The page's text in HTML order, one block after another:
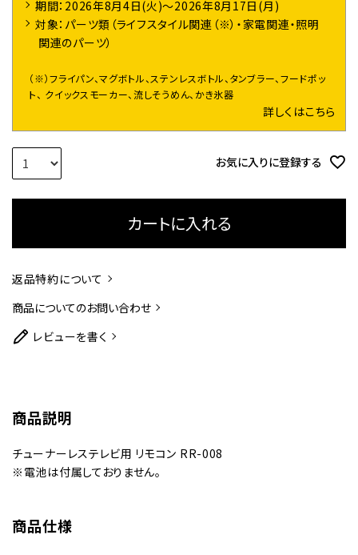
期間：2026年8月4日(火)～2026年8月17日(月)
対象：パーツ類（ライフスタイル関連（※）・家電関連・照明
関連のパーツ）
（※）フライパン、マグボトル、ステンレスボトル、タンブラー、フードポッ
ト、 クイックスモーカー、流しそうめん、かき氷器
詳しくはこちら
お気に入りに登録する
カートに入れる
返品特約について
商品についてのお問い合わせ
レビューを書く
商品説明
チューナーレステレビ用 リモコン RR-008
※電池は付属しておりません。
商品仕様